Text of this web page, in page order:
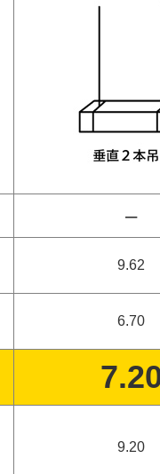
–
9.62
6.70
9.20